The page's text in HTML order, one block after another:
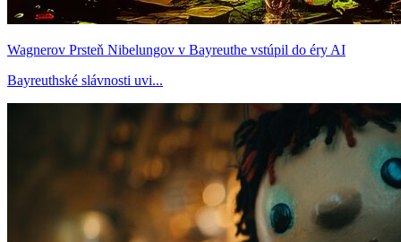
Wagnerov Prsteň Nibelungov v Bayreuthe vstúpil do éry AI
Bayreuthské slávnosti uvi...